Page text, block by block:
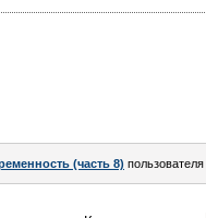
(часть 8) пользователя